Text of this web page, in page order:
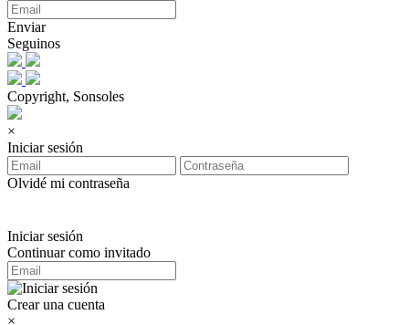
Enviar
Seguinos
Copyright, Sonsoles
×
Iniciar sesión
Olvidé mi contraseña
Iniciar sesión
Continuar como invitado
Crear una cuenta
×